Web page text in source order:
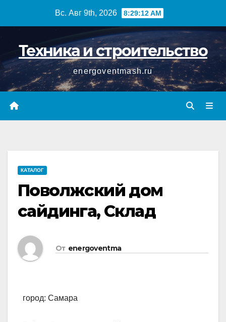
Вс. Авг 9th, 2026 8:29:13 AM
Техника и строительство
energoventmash.ru
КАТАЛОГ
Поволжский дом
сайдинга, Склад
От energoventma
город: Самара